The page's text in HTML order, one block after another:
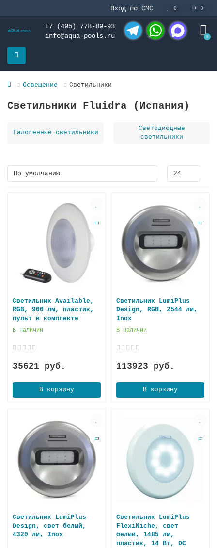
Вход по СМС 0 0
+7 (495) 778-89-93
info@aqua-pools.ru
0
Освещение Светильники
Светильники Fluidra (Испания)
Галогенные светильники
Светодиодные
светильники
Светильник Available,
RGB, 900 лм, пластик,
пульт в комплекте
В наличии
35621 руб.
В корзину
Светильник LumiPlus
Design, RGB, 2544 лм,
Inox
В наличии
113923 руб.
В корзину
Светильник LumiPlus
Design, свет белый,
4320 лм, Inox
Светильник LumiPlus
FlexiNiche, свет
белый, 1485 лм,
пластик, 14 Вт, DC